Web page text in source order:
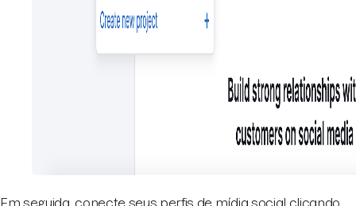
Em seguida, conecte seus perfis de mídia social clicando